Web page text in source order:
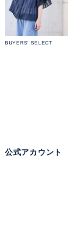
BUYERS' SELECT
公式アカウント